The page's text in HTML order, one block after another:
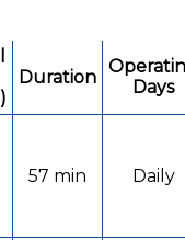
Duration
Days
57 min Daily